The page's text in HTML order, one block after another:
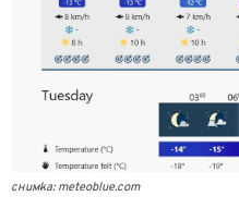
снимка: meteoblue.com